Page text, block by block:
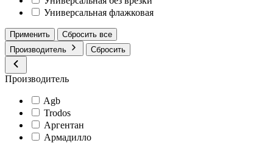
Универсальная флажковая
Применить
Сбросить все
Производитель
Сбросить
Производитель
Agb
Trodos
Аргентан
Армадилло